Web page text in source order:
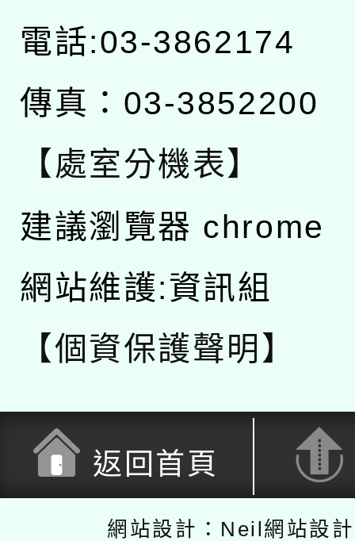
電話:03-3862174
傳真：03-3852200
【處室分機表】
建議瀏覽器 chrome
網站維護:資訊組
【個資保護聲明】
返回首頁
網站設計：Neil網站設